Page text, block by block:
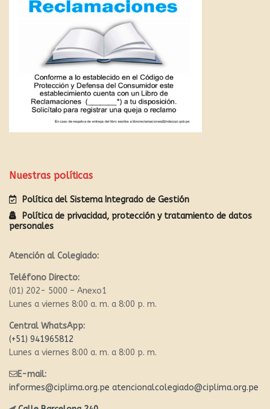
Nuestras políticas
Política del Sistema Integrado de Gestión
Política de privacidad, protección y tratamiento de datos
personales
Atención al Colegiado:
Teléfono Directo:
(01) 202- 5000 – Anexo1
Lunes a viernes 8:00 a. m. a 8:00 p. m.
Central WhatsApp:
(+51) 941965812
Lunes a viernes 8:00 a. m. a 8:00 p. m.
E-mail:
informes@ciplima.org.pe atencionalcolegiado@ciplima.org.pe